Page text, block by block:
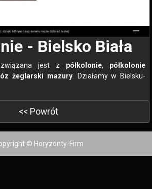
- Bielsko Biała
związana jest z półkolonie, półkolonie
żeglarski mazury. Działamy w Bielsku-
<< Powrót
© Horyzonty-Firm